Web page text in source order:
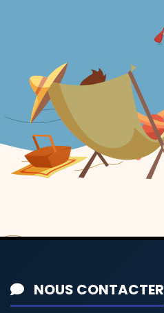
NOUS CONTACTER